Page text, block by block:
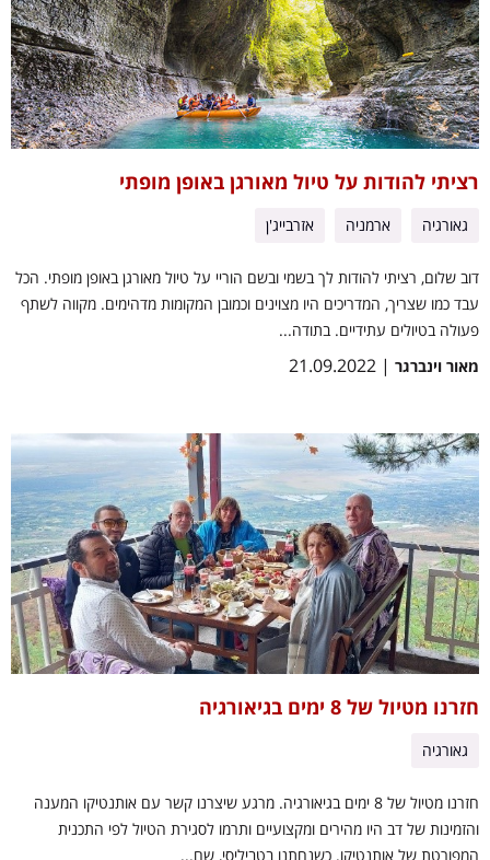
רציתי להודות על טיול מאורגן באופן מופתי
גאורגיה ארמניה אזרבייג'ן
דוב שלום, רציתי להודות לך בשמי ובשם הוריי על טיול מאורגן באופן מופתי. הכל
עבד כמו שצריך, המדריכים היו מצוינים וכמובן המקומות מדהימים. מקווה לשתף
פעולה בטיולים עתידיים. בתודה...
מאור וינברגר | 21.09.2022
חזרנו מטיול של 8 ימים בגיאורגיה
גאורגיה
חזרנו מטיול של 8 ימים בגיאורגיה. מרגע שיצרנו קשר עם אותנטיקו המענה
והזמינות של דב היו מהירים ומקצועיים ותרמו לסגירת הטיול לפי התכנית
המפורטת של אותנטיקו. כשנחתנו בטביליסי, שם...